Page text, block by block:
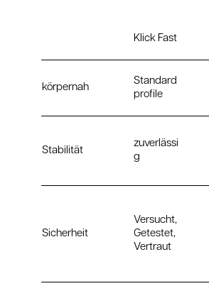
Klick Fast
körpernah
Standard
profile
Stabilität
zuverlässi
g
Sicherheit
Versucht,
Getestet,
Vertraut